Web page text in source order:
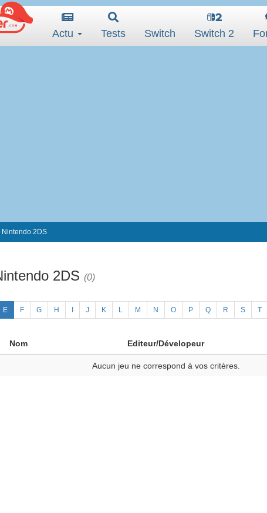
Actu Tests Switch Switch 2
Nintendo 2DS
2DS (0)
E F G H J K L M N O P Q R S T
Nom Editeur/Dévelopeur
Aucun jeu ne correspond à vos critères.